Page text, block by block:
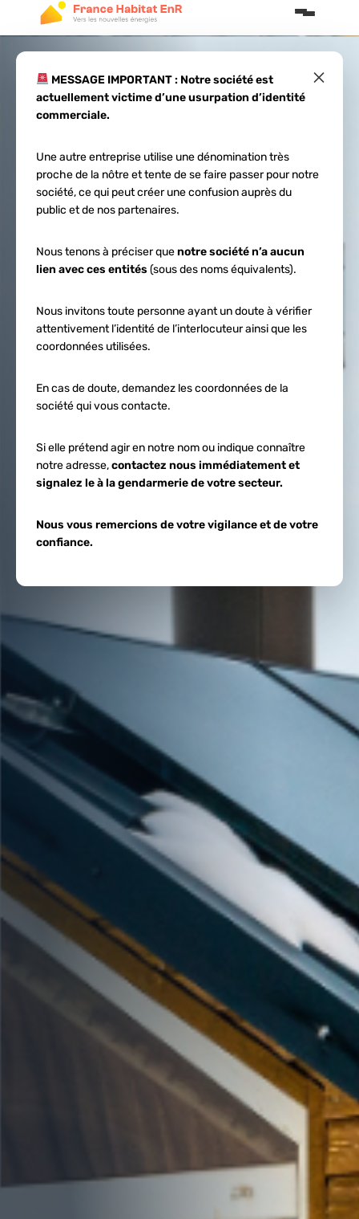
×
MESSAGE IMPORTANT : Notre société est
actuellement victime d’une usurpation d’identité
commerciale.
Une autre entreprise utilise une dénomination très
proche de la nôtre et tente de se faire passer pour notre
société, ce qui peut créer une confusion auprès du
public et de nos partenaires.
Nous tenons à préciser quenotre société n’a aucun
lien avec ces entités (sous des noms équivalents).
Nous invitons toute personne ayant un doute à vérifier
attentivement l’identité de l’interlocuteur ainsi que les
coordonnées utilisées.
En cas de doute, demandez les coordonnées de la
société qui vous contacte.
Si elle prétend agir en notre nom ou indique connaître
notre adresse,contactez nous immédiatement et
signalez le à la gendarmerie de votre secteur.
Nous vous remercions de votre vigilance et de votre
confiance.
Les panneaux
solaires en hiver :
rendement et
conseils